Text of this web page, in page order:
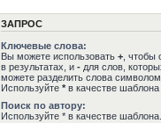
ЗАПРОС
Ключевые слова:
Вы можете использовать + ,
в результатах, и - для слов,
можете разделить слова символом
Используйте * в качестве шаблона
Поиск по автору:
Используйте * в качестве шаблона.